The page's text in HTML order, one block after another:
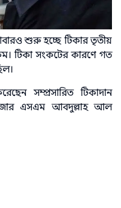
শুরু হচ্ছে টিকার তৃতীয়
টিকা সংকটের কারণে গত
সম্প্রসারিত টিকাদান
এসএম আবদুল্লাহ আল